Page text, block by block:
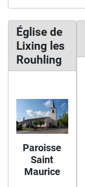
Église de
Lixing les
Rouhling
Paroisse
Saint
Maurice